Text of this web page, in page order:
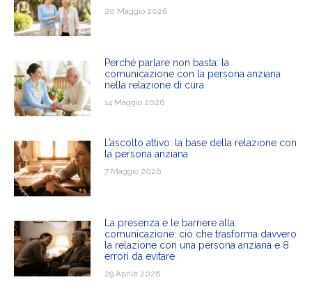
20 Maggio 2026
Perché parlare non basta: la
comunicazione con la persona anziana
nella relazione di cura
14 Maggio 2026
L’ascolto attivo: la base della relazione con
la persona anziana
7 Maggio 2026
La presenza e le barriere alla
comunicazione: ciò che trasforma davvero
la relazione con una persona anziana e 8
errori da evitare
29 Aprile 2026